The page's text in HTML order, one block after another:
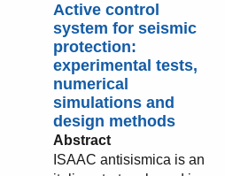
Active control
system for seismic
protection:
experimental tests,
numerical
simulations and
design methods
Abstract
ISAAC antisismica is an